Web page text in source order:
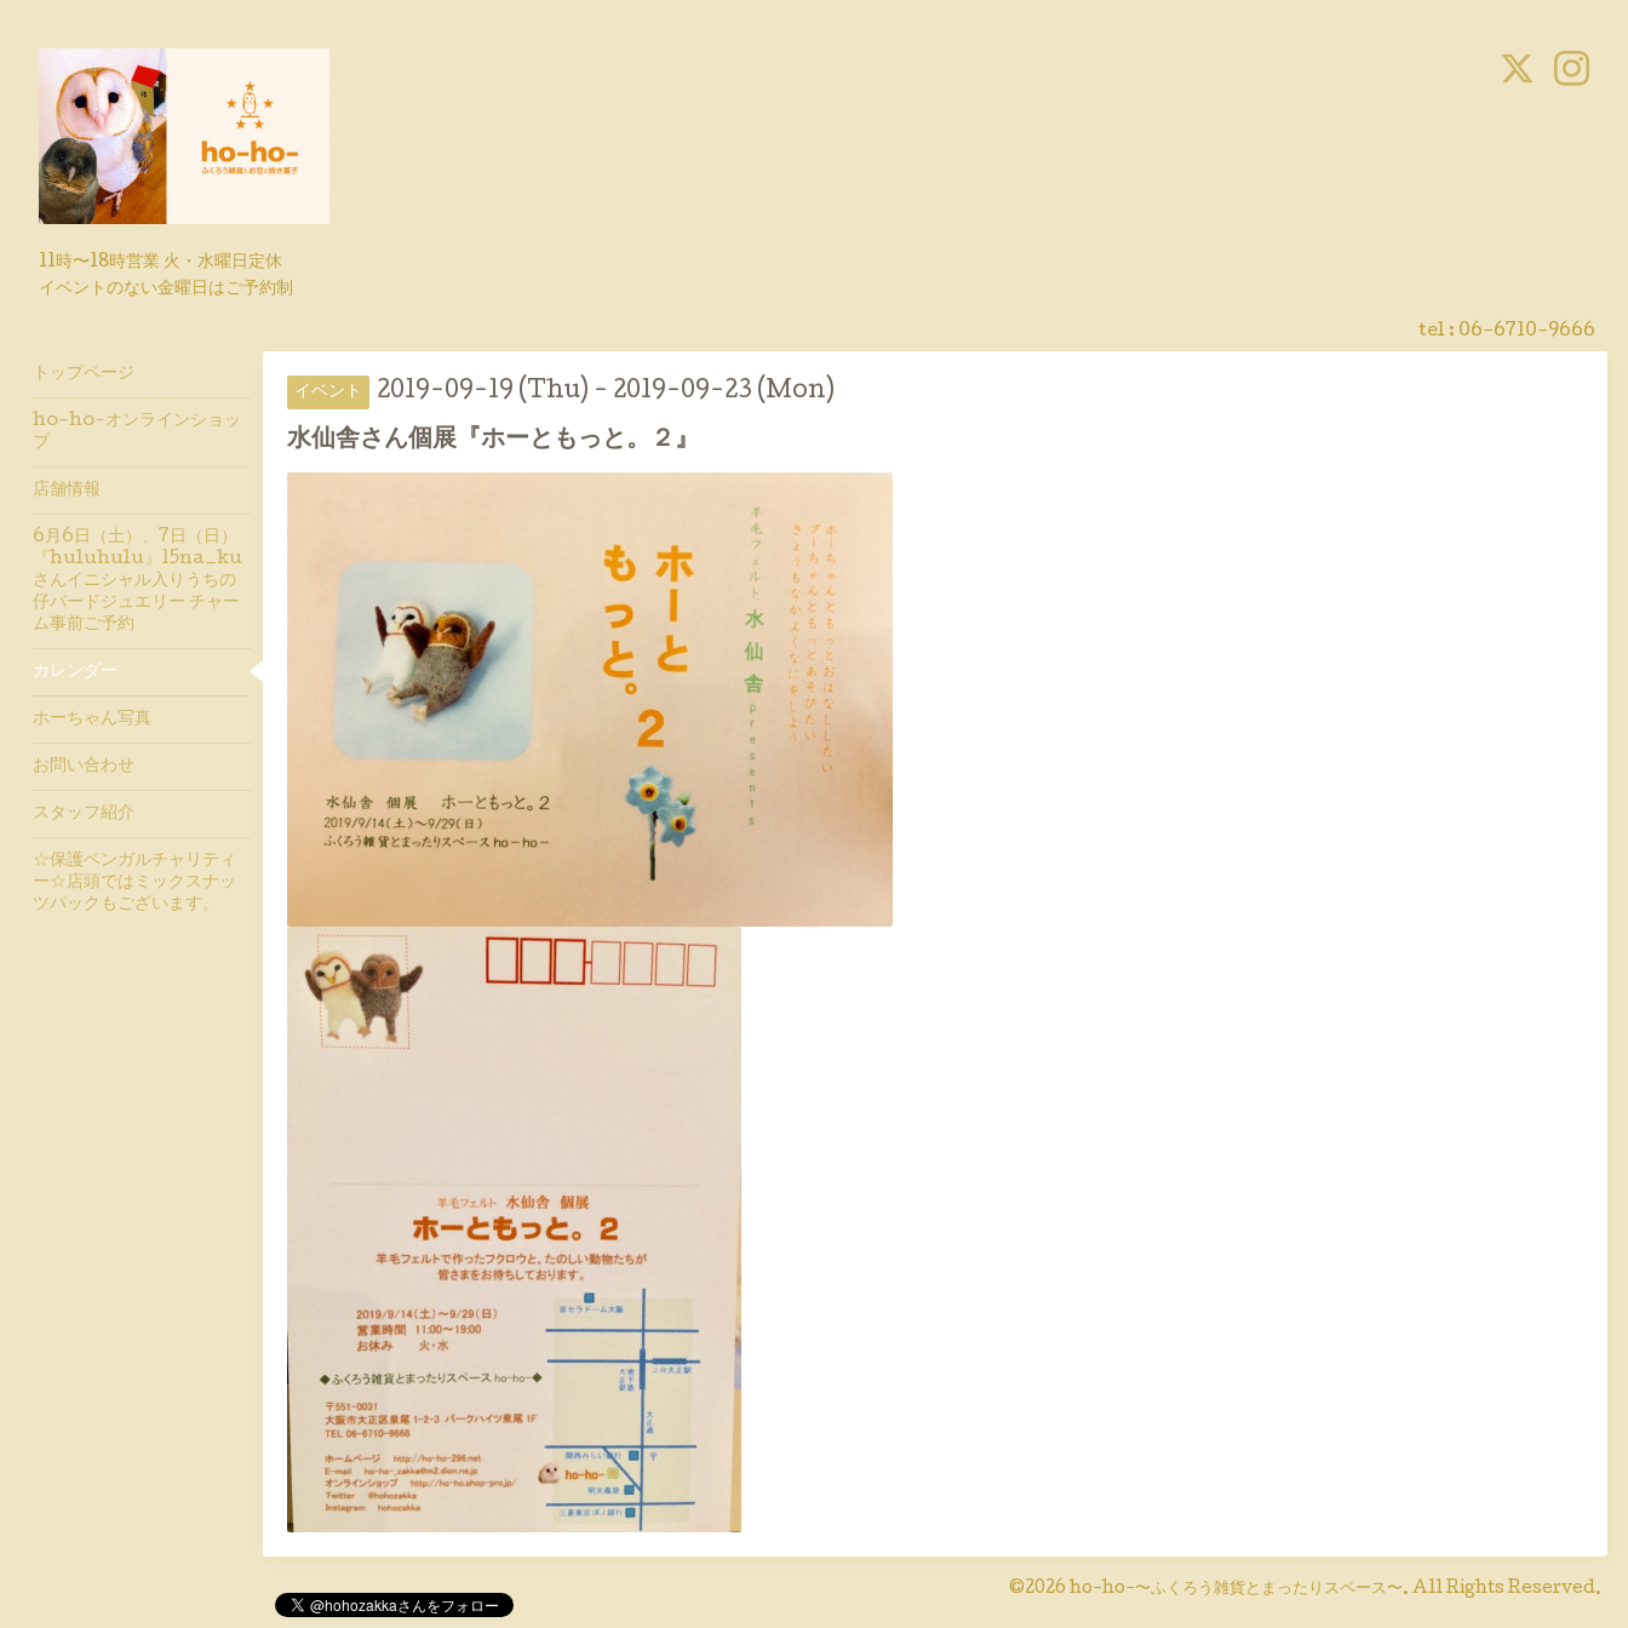
11時〜18時営業 火・水曜日定休
イベントのない金曜日はご予約制
tel : 06-6710-9666
イベント 2019-09-19 (Thu) - 2019-09-23 (Mon)
水仙舎さん個展『ホーともっと。２』
©2026 ho-ho-〜ふくろう雑貨とまったりスペース〜. All Rights Reserved.
トップページ
ho-ho-オンラインショッ
プ
店舗情報
6月6日（土）、7日（日）
『huluhulu』15na_ku
さんイニシャル入りうちの
仔バードジュエリー チャー
ム事前ご予約
カレンダー
ホーちゃん写真
お問い合わせ
スタッフ紹介
☆保護ベンガルチャリティ
ー☆店頭ではミックスナッ
ツパックもございます。